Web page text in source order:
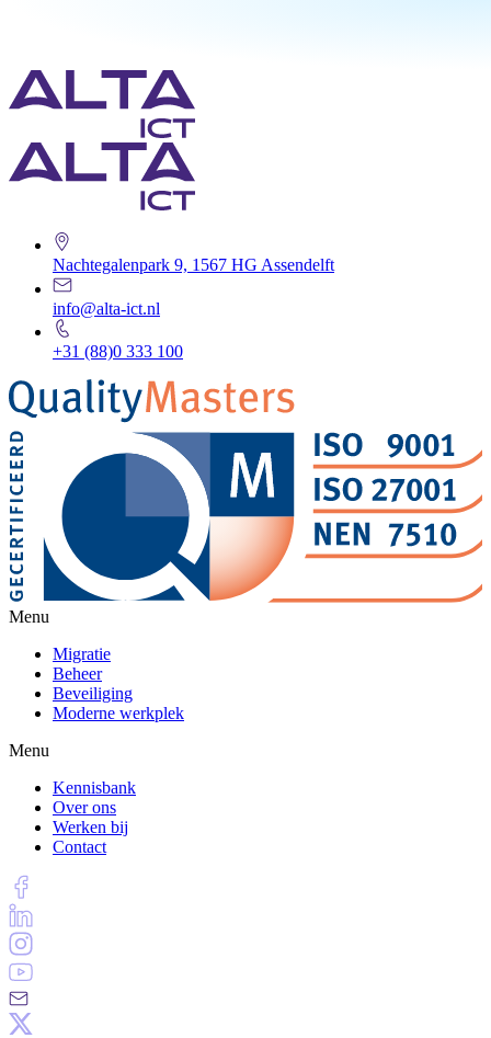
Nachtegalenpark 9, 1567 HG Assendelft
info@alta-ict.nl
+31 (88)0 333 100
Menu
Migratie
Beheer
Beveiliging
Moderne werkplek
Menu
Kennisbank
Over ons
Werken bij
Contact